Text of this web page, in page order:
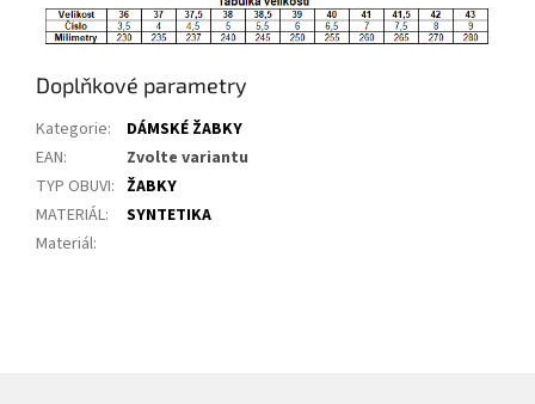
Doplňkové parametry
Kategorie:
DÁMSKÉ ŽABKY
EAN:
Zvolte variantu
TYP OBUVI: ŽABKY
MATERIÁL:
SYNTETIKA
Materiál: